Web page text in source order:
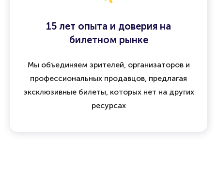
15 лет опыта и доверия на
билетном рынке
Мы объединяем зрителей, организаторов и
профессиональных продавцов, предлагая
эксклюзивные билеты, которых нет на других
ресурсах